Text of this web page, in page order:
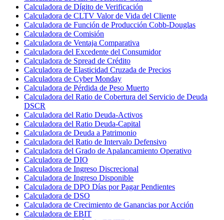
Calculadora de Dígito de Verificación
Calculadora de CLTV Valor de Vida del Cliente
Calculadora de Función de Producción Cobb-Douglas
Calculadora de Comisión
Calculadora de Ventaja Comparativa
Calculadora del Excedente del Consumidor
Calculadora de Spread de Crédito
Calculadora de Elasticidad Cruzada de Precios
Calculadora de Cyber Monday
Calculadora de Pérdida de Peso Muerto
Calculadora del Ratio de Cobertura del Servicio de Deuda
DSCR
Calculadora del Ratio Deuda-Activos
Calculadora del Ratio Deuda-Capital
Calculadora de Deuda a Patrimonio
Calculadora del Ratio de Intervalo Defensivo
Calculadora del Grado de Apalancamiento Operativo
Calculadora de DIO
Calculadora de Ingreso Discrecional
Calculadora de Ingreso Disponible
Calculadora de DPO Días por Pagar Pendientes
Calculadora de DSO
Calculadora de Crecimiento de Ganancias por Acción
Calculadora de EBIT